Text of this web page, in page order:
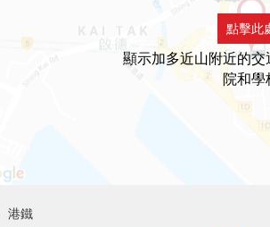
點擊此
顯示加多近山附近的
院和學
港鐵